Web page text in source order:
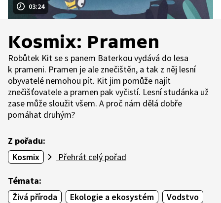
03:24
Kosmix: Pramen
Robůtek Kit se s panem Baterkou vydává do lesa
k prameni. Pramen je ale znečištěn, a tak z něj lesní
obyvatelé nemohou pít. Kit jim pomůže najít
znečišťovatele a pramen pak vyčistí. Lesní studánka už
zase může sloužit všem. A proč nám dělá dobře
pomáhat druhým?
Z pořadu:
Kosmix
Přehrát celý pořad
Témata:
Živá příroda
Ekologie a ekosystém Vodstvo